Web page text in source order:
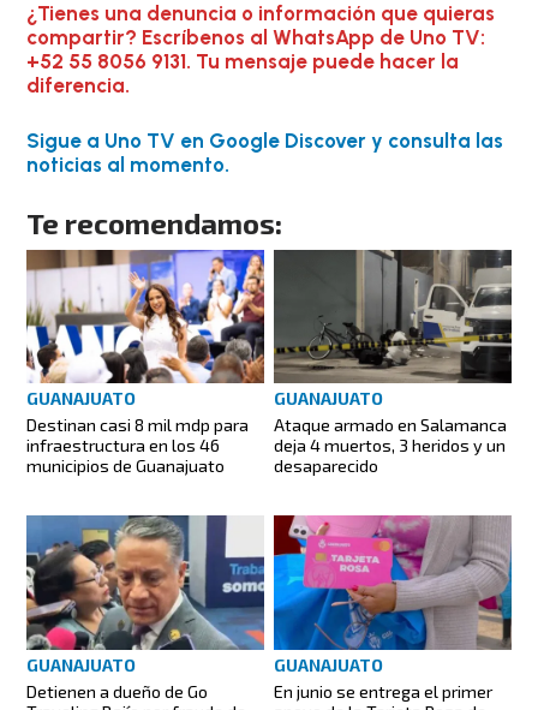
¿Tienes una denuncia o información que quieras
compartir? Escríbenos al WhatsApp de Uno TV:
+52 55 8056 9131. Tu mensaje puede hacer la
diferencia.
Sigue a Uno TV en Google Discover y consulta las
noticias al momento.
Te recomendamos:
GUANAJUATO
Destinan casi 8 mil mdp para
infraestructura en los 46
municipios de Guanajuato
GUANAJUATO
Ataque armado en Salamanca
deja 4 muertos, 3 heridos y un
desaparecido
GUANAJUATO
Detienen a dueño de Go
GUANAJUATO
En junio se entrega el primer